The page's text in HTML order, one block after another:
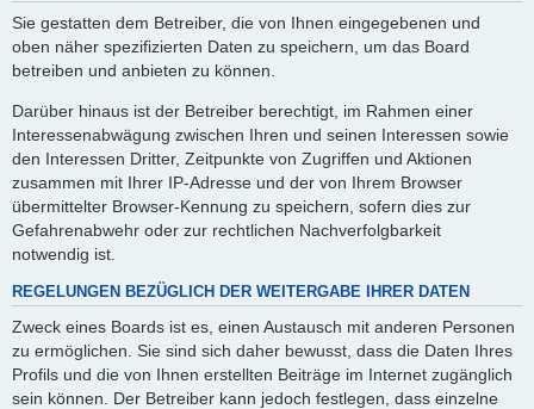
Sie gestatten dem Betreiber, die von Ihnen eingegebenen und
oben näher spezifizierten Daten zu speichern, um das Board
betreiben und anbieten zu können.
Darüber hinaus ist der Betreiber berechtigt, im Rahmen einer
Interessenabwägung zwischen Ihren und seinen Interessen sowie
den Interessen Dritter, Zeitpunkte von Zugriffen und Aktionen
zusammen mit Ihrer IP-Adresse und der von Ihrem Browser
übermittelter Browser-Kennung zu speichern, sofern dies zur
Gefahrenabwehr oder zur rechtlichen Nachverfolgbarkeit
notwendig ist.
REGELUNGEN BEZÜGLICH DER WEITERGABE IHRER DATEN
Zweck eines Boards ist es, einen Austausch mit anderen Personen
zu ermöglichen. Sie sind sich daher bewusst, dass die Daten Ihres
Profils und die von Ihnen erstellten Beiträge im Internet zugänglich
sein können. Der Betreiber kann jedoch festlegen, dass einzelne